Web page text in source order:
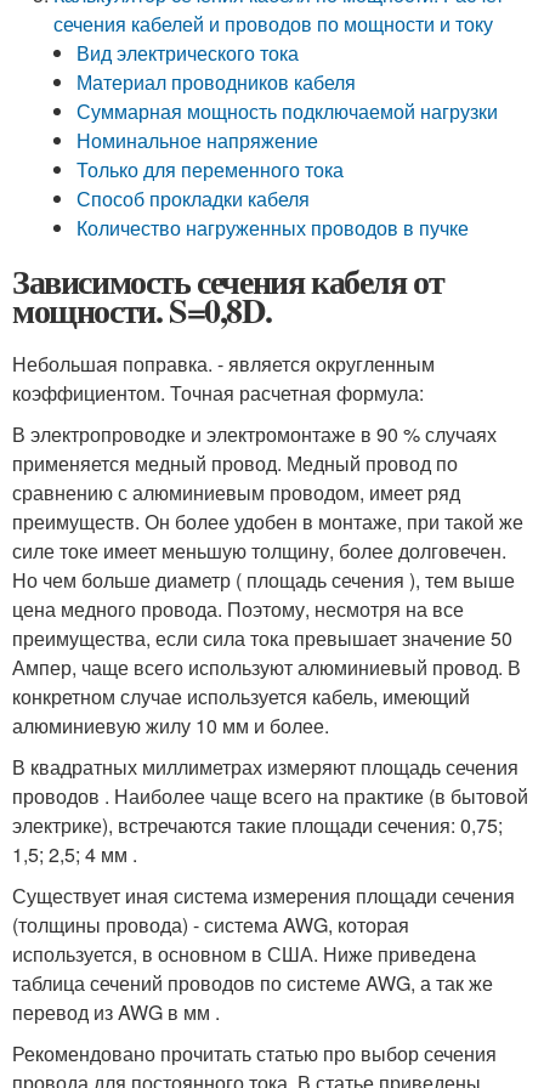
сечения кабелей и проводов по мощности и току
Вид электрического тока
Материал проводников кабеля
Суммарная мощность подключаемой нагрузки
Номинальное напряжение
Только для переменного тока
Способ прокладки кабеля
Количество нагруженных проводов в пучке
Зависимость сечения кабеля от
мощности. S=0,8D.
Небольшая поправка. - является округленным
коэффициентом. Точная расчетная формула:
В электропроводке и электромонтаже в 90 % случаях
применяется медный провод. Медный провод по
сравнению с алюминиевым проводом, имеет ряд
преимуществ. Он более удобен в монтаже, при такой же
силе токе имеет меньшую толщину, более долговечен.
Но чем больше диаметр ( площадь сечения ), тем выше
цена медного провода. Поэтому, несмотря на все
преимущества, если сила тока превышает значение 50
Ампер, чаще всего используют алюминиевый провод. В
конкретном случае используется кабель, имеющий
алюминиевую жилу 10 мм и более.
В квадратных миллиметрах измеряют площадь сечения
проводов . Наиболее чаще всего на практике (в бытовой
электрике), встречаются такие площади сечения: 0,75;
1,5; 2,5; 4 мм .
Существует иная система измерения площади сечения
(толщины провода) - система AWG, которая
используется, в основном в США. Ниже приведена
таблица сечений проводов по системе AWG, а так же
перевод из AWG в мм .
Рекомендовано прочитать статью про выбор сечения